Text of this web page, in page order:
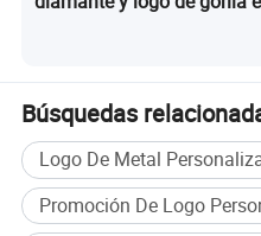
Búsquedas
Logo De Metal
Promoción De Logo